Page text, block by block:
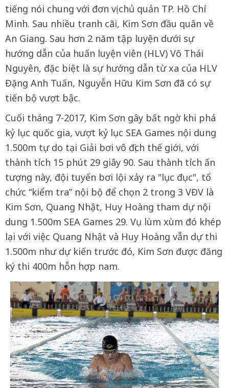
tiếng nói chung với đơn vị chủ quản TP. Hồ Chí
Minh. Sau nhiều tranh cãi, Kim Sơn đầu quân về
An Giang. Sau hơn 2 năm tập luyện dưới sự
hướng dẫn của huấn luyện viên (HLV) Võ Thái
Nguyên, đặc biệt là sự hướng dẫn từ xa của HLV
Đặng Anh Tuấn, Nguyễn Hữu Kim Sơn đã có sự
tiến bộ vượt bậc.
Cuối tháng 7-2017, Kim Sơn gây bất ngờ khi phá
kỷ lục quốc gia, vượt kỷ lục SEA Games nội dung
1.500m tự do tại Giải bơi vô địch thế giới, với
thành tích 15 phút 29 giây 90. Sau thành tích ấn
tượng này, đội tuyển bơi lội xảy ra "lục đục", tổ
chức “kiểm tra” nội bộ để chọn 2 trong 3 VĐV là
Kim Sơn, Quang Nhật, Huy Hoàng tham dự nội
dung 1.500m SEA Games 29. Vụ lùm xùm đó khép
lại với việc Quang Nhật và Huy Hoàng vẫn dự thi
1.500m như dự kiến trước đó, Kim Sơn được đăng
ký thi 400m hỗn hợp nam.